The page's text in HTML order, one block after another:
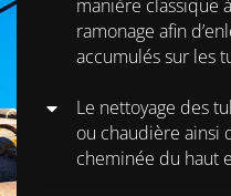
manière classique
ramonage afin
accumulés sur les
Le nettoyage des
ou chaudière ainsi
cheminée du haut